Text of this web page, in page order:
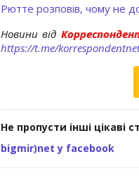
Рютте розповів, чому не
Новини від
https://t.me/
Не пропусти інші цікаві
bigmir)net у facebook